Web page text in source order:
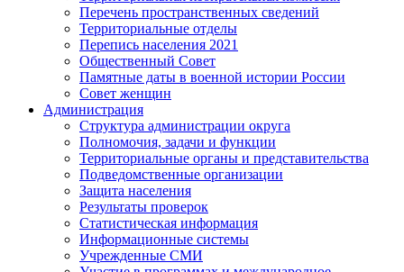
Перечень пространственных сведений
Территориальные отделы
Перепись населения 2021
Общественный Совет
Памятные даты в военной истории России
Совет женщин
Администрация
Структура администрации округа
Полномочия, задачи и функции
Территориальные органы и представительства
Подведомственные организации
Защита населения
Результаты проверок
Статистическая информация
Информационные системы
Учрежденные СМИ